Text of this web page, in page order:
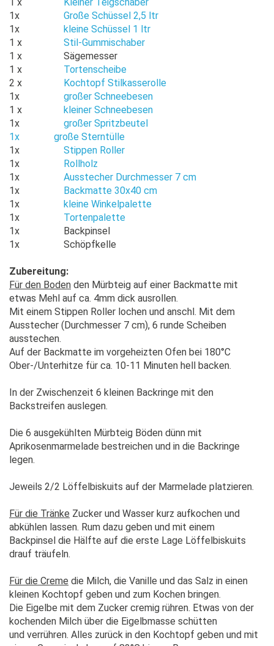
1x Große Schüssel 2,5 ltr
1x kleine Schüssel 1 ltr
1 x Stil-Gummischaber
1 x Sägemesser
1 x Tortenscheibe
2 x Kochtopf Stilkasserolle
1x großer Schneebesen
1 x kleiner Schneebesen
1x großer Spritzbeutel
1x große Sterntülle
1x Stippen Roller
1x Rollholz
1x Ausstecher Durchmesser 7 cm
1x Backmatte 30x40 cm
1x kleine Winkelpalette
1x Tortenpalette
1x Backpinsel
1x Schöpfkelle
Zubereitung:
Für den Boden den Mürbteig auf einer Backmatte mit
etwas Mehl auf ca. 4mm dick ausrollen.
Mit einem Stippen Roller lochen und anschl. Mit dem
Ausstecher (Durchmesser 7 cm), 6 runde Scheiben
ausstechen.
Auf der Backmatte im vorgeheizten Ofen bei 180°C
Ober-/Unterhitze für ca. 10-11 Minuten hell backen.
In der Zwischenzeit 6 kleinen Backringe mit den
Backstreifen auslegen.
Die 6 ausgekühlten Mürbteig Böden dünn mit
Aprikosenmarmelade bestreichen und in die Backringe
legen.
Jeweils 2/2 Löffelbiskuits auf der Marmelade platzieren.
Für die Tränke Zucker und Wasser kurz aufkochen und
abkühlen lassen. Rum dazu geben und mit einem
Backpinsel die Hälfte auf die erste Lage Löffelbiskuits
drauf träufeln.
Für die Creme die Milch, die Vanille und das Salz in einen
kleinen Kochtopf geben und zum Kochen bringen.
Die Eigelbe mit dem Zucker cremig rühren. Etwas von der
kochenden Milch über die Eigelbmasse schütten
und verrühren. Alles zurück in den Kochtopf geben und mit